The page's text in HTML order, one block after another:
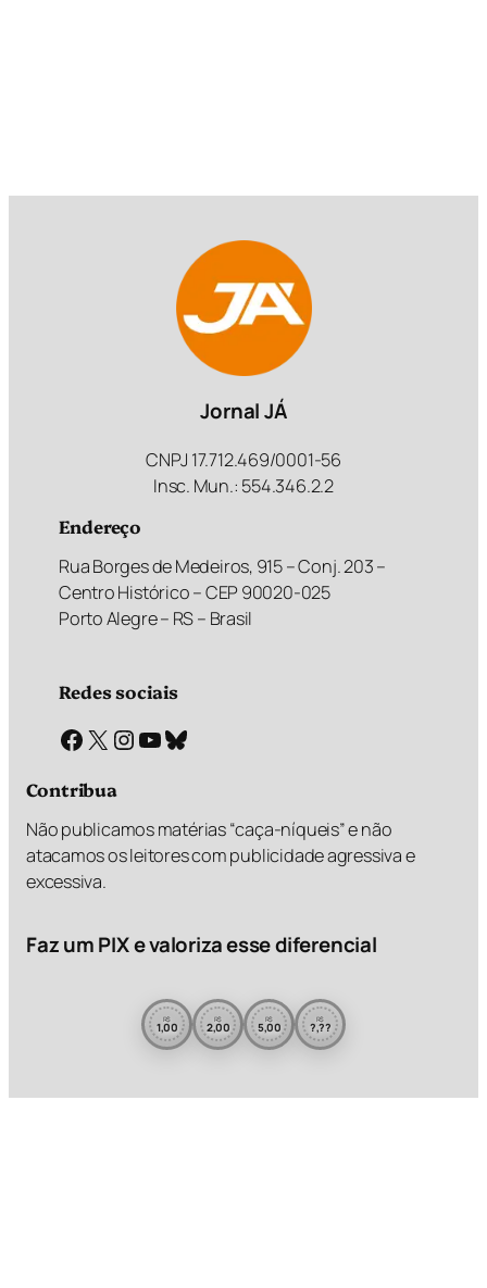
Jornal JÁ
CNPJ 17.712.469/0001-56
Insc. Mun.: 554.346.2.2
Endereço
Rua Borges de Medeiros, 915 – Conj. 203 –
Centro Histórico – CEP 90020-025
Porto Alegre – RS – Brasil
Redes sociais
Facebook X Instagram Youtube Bluesky
Contribua
Não publicamos matérias “caça-níqueis” e não
atacamos os leitores com publicidade agressiva e
excessiva.
Faz um PIX e valoriza esse diferencial
R$
1,00 R$
2,00 R$
5,00 R$
?,??